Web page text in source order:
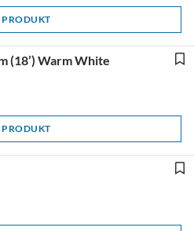
PRODUKT
(18’) Warm White
PRODUKT